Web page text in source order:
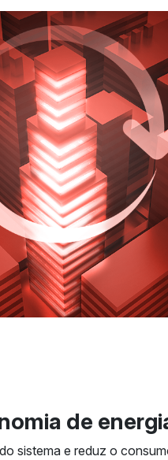
de
sistema e reduz o